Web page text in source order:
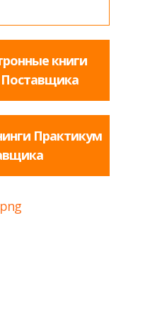
книги
Практикум